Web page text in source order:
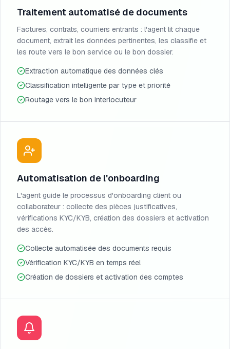
Traitement automatisé de documents
Factures, contrats, courriers entrants : l'agent lit chaque
document, extrait les données pertinentes, les classifie et
les route vers le bon service ou le bon dossier.
Extraction automatique des données clés
Classification intelligente par type et priorité
Routage vers le bon interlocuteur
Automatisation de l'onboarding
L'agent guide le processus d'onboarding client ou
collaborateur : collecte des pièces justificatives,
vérifications KYC/KYB, création des dossiers et activation
des accès.
Collecte automatisée des documents requis
Vérification KYC/KYB en temps réel
Création de dossiers et activation des comptes